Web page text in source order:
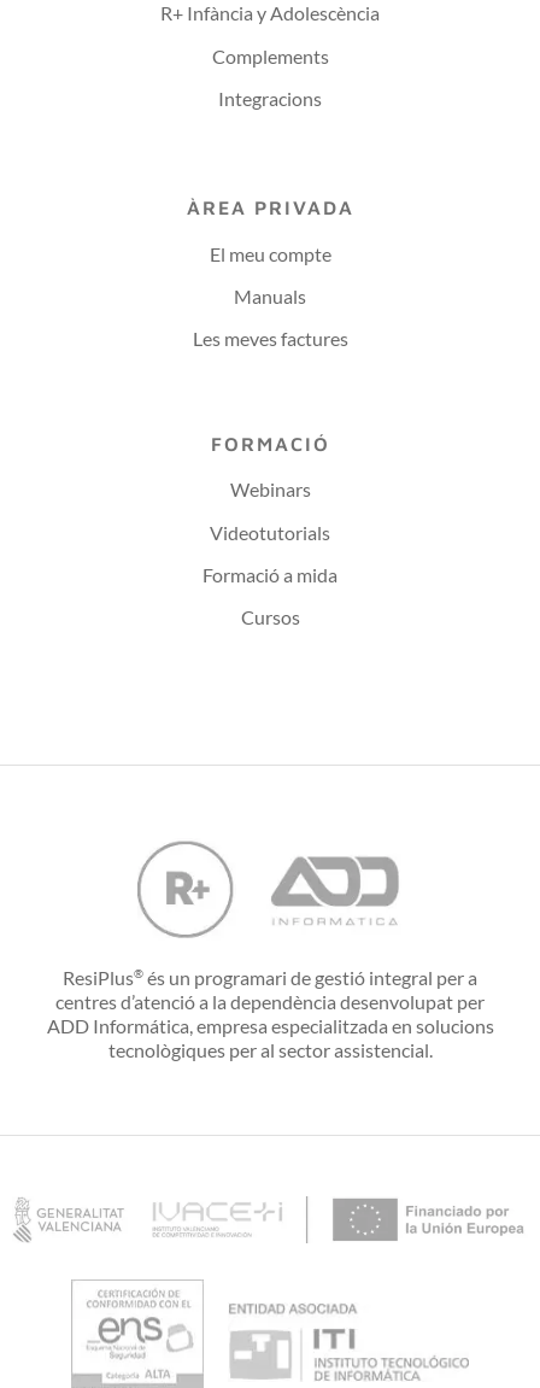
R+ Infància y Adolescència
Complements
Integracions
ÀREA PRIVADA
El meu compte
Manuals
Les meves factures
FORMACIÓ
Webinars
Videotutorials
Formació a mida
Cursos
ResiPlus® és un programari de gestió integral per a
centres d’atenció a la dependència desenvolupat per
ADD Informática, empresa especialitzada en solucions
tecnològiques per al sector assistencial.